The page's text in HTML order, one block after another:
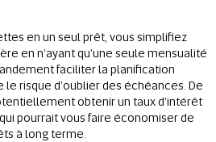
en un seul prêt, vous simplifiez
en n'ayant qu'une seule mensualité
faciliter la planification
le risque d'oublier des échéances. De
obtenir un taux d'intérêt
pourrait vous faire économiser de
à long terme.